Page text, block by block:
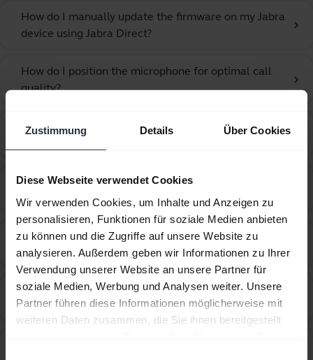
Zustimmung Details Über Cookies
Diese Webseite verwendet Cookies
Wir verwenden Cookies, um Inhalte und Anzeigen zu
personalisieren, Funktionen für soziale Medien anbieten
zu können und die Zugriffe auf unsere Website zu
analysieren. Außerdem geben wir Informationen zu Ihrer
Verwendung unserer Website an unsere Partner für
soziale Medien, Werbung und Analysen weiter. Unsere
Partner führen diese Informationen möglicherweise mit
weiteren Daten zusammen, die Sie ihnen bereitgestellt
How do I manually update the firmware on my Jabra
device using Jabra Direct?
chevron_right
How do I position the microphone for optimal call
quality?
chevron_right
How do I recover from an unsuccessful firmware
chevron_right
How do I set my Jabra device as the default audio
device on my macOS computer?
How do I set my Jabra device as the default audio
device on my Windows computer?
How do I set up my Jabra device to hear music from
the computer?